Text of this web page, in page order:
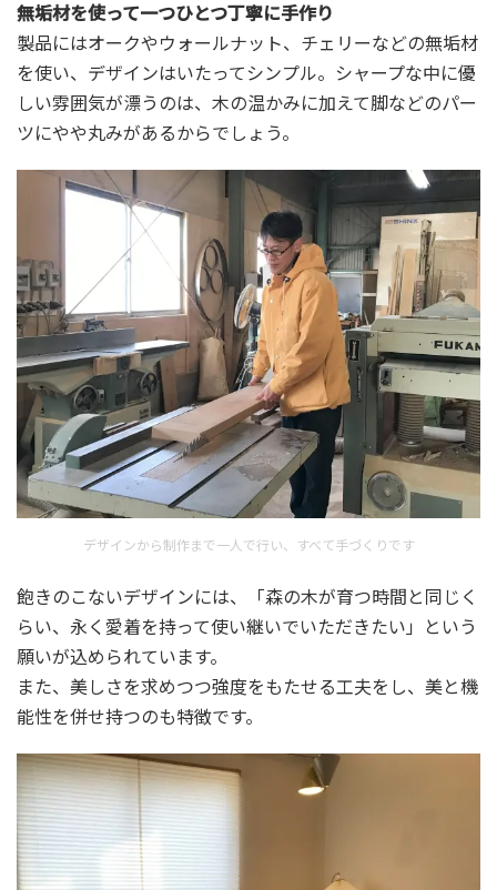
無垢材を使って一つひとつ丁寧に手作り
製品にはオークやウォールナット、チェリーなどの無垢材
を使い、デザインはいたってシンプル。シャープな中に優
しい雰囲気が漂うのは、木の温かみに加えて脚などのパー
ツにやや丸みがあるからでしょう。
デザインから制作まで一人で行い、すべて手づくりです
飽きのこないデザインには、「森の木が育つ時間と同じく
らい、永く愛着を持って使い継いでいただきたい」という
願いが込められています。
また、美しさを求めつつ強度をもたせる工夫をし、美と機
能性を併せ持つのも特徴です。